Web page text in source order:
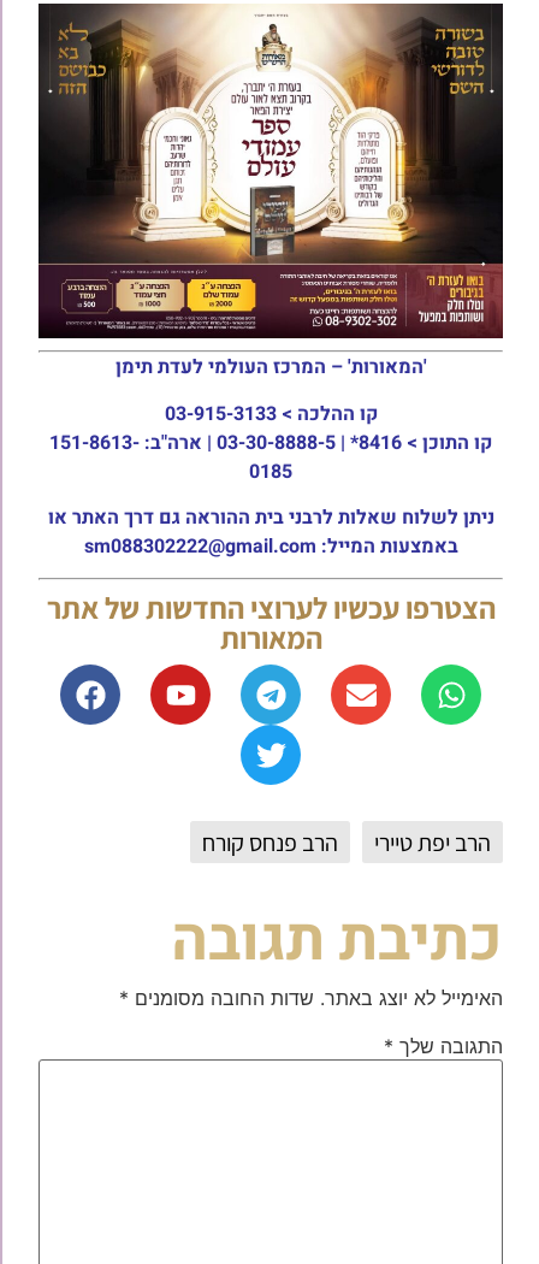
'המאורות' – המרכז העולמי לעדת תימן
קו ההלכה > 03-915-3133
קו התוכן >
8416* | 03-30-8888-5 | ארה"ב: 151-8613-
0185
ניתן לשלוח שאלות לרבני בית ההוראה גם דרך האתר או
באמצעות המייל: sm088302222@gmail.com
הצטרפו עכשיו לערוצי החדשות של אתר
המאורות
הרב יפת טיירי הרב פנחס קורח
כתיבת תגובה
האימייל לא יוצג באתר. שדות החובה מסומנים *
התגובה שלך *